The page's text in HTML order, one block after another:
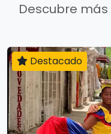
Descubre
Destacado